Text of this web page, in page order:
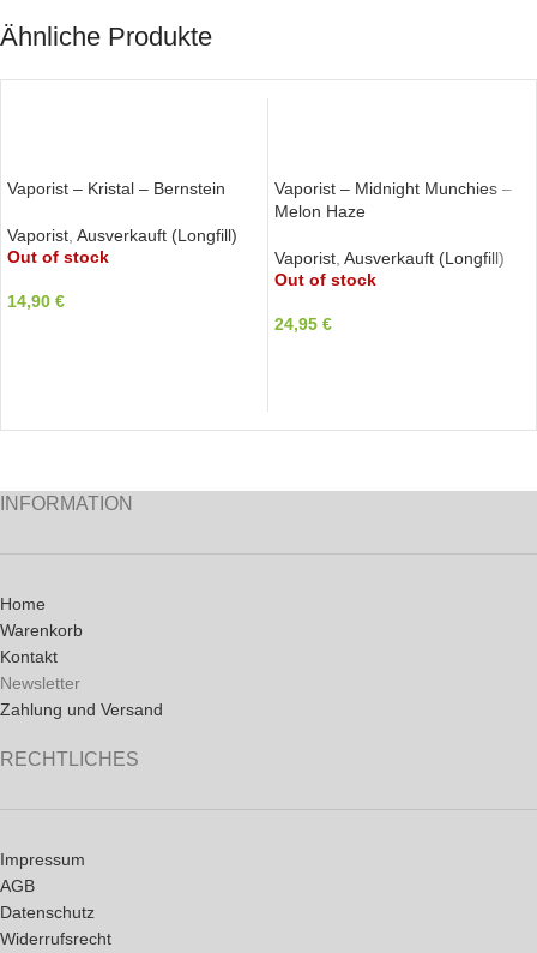
Ähnliche Produkte
Vaporist – Kristal – Bernstein
Vaporist, Ausverkauft (Longfill)
Out of stock
14,90 €
Vaporist – Midnight Munchies –
Melon Haze
Vaporist, Ausverkauft (Longfill)
Out of stock
24,95 €
INFORMATION
Home
Warenkorb
Kontakt
Newsletter
Zahlung und Versand
RECHTLICHES
Impressum
AGB
Datenschutz
Widerrufsrecht